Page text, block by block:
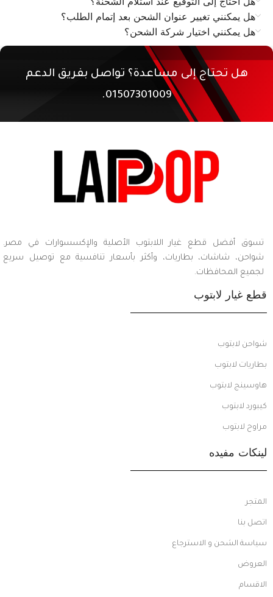
هل يمكنني تغيير عنوان الشحن بعد إتمام الطلب؟
هل يمكنني اختيار شركة الشحن؟
هل تحتاج إلى مساعدة؟ تواصل بفريق الدعم
01507301009.
تسوق أفضل قطع غيار اللابتوب الأصلية والإكسسوارات في مصر.
شواحن، شاشات، بطاريات، وأكثر بأسعار تنافسية مع توصيل سريع
لجميع المحافظات.
قطع غيار لابتوب
شواحن لابتوب
بطاريات لابتوب
هاوسينج لابتوب
كيبورد لابتوب
مراوح لابتوب
لينكات مفيده
المتجر
اتصل بنا
سياسة الشحن و الاسترجاع
العروض
الاقسام